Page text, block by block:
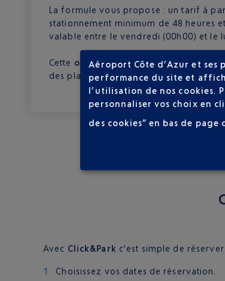
La formule vous propose : un tarif à
stationnement minimum de 48 heures
valable entre le vendredi (00h00) et le
Cette offre parkingspécial week-end
des places disponibles à ce tarif.
Avec Click&Park c'est simple de
Choisissez vos dates de réservation.
Aéroport Côte d’Azur et
performance du site et
l’utilisation de nos cookies.
personnaliser vos choix en
des cookies” en bas de page